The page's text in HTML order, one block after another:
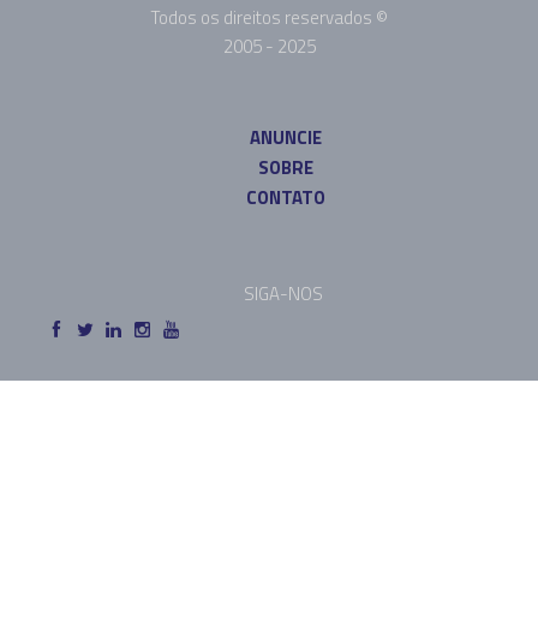
Todos os direitos reservados ©
2005 - 2025
ANUNCIE
SOBRE
CONTATO
SIGA-NOS